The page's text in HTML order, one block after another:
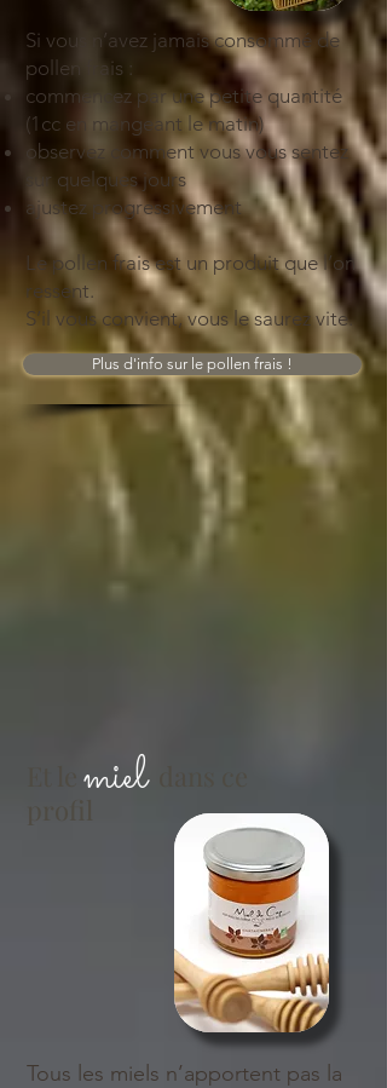
Si vous n’avez jamais consommé de
pollen frais :
commencez par une petite quantité
(1cc en mangeant le matin)
observez comment vous vous sentez
sur quelques jours
ajustez progressivement
Le pollen frais est un produit que l’on
ressent.
S’il vous convient, vous le saurez vite.
Plus d'info sur le pollen frais !
miel
profil
Tous les miels n’apportent pas la